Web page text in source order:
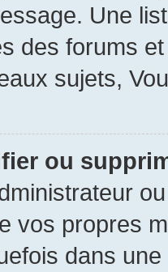
Une
des forums
sujets,
ou
vos propres
dans